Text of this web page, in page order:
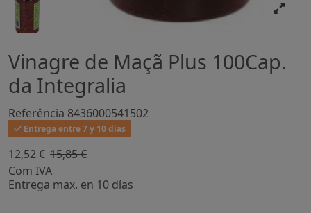
Vinagre de Maçã Plus 100Cap.
da Integralia
Referência 8436000541502
Entrega entre 7 y 10 dias
12,52 € 15,85 €
Com IVA
Entrega max. en 10 días